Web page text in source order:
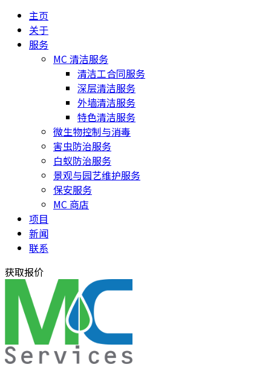
主页
关于
服务
MC 清洁服务
清洁工合同服务
深层清洁服务
外墙清洁服务
特色清洁服务
微生物控制与消毒
害虫防治服务
白蚁防治服务
景观与园艺维护服务
保安服务
MC 商店
项目
新闻
联系
获取报价